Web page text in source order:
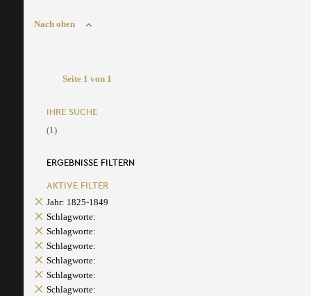
Nach oben
Seite 1 von 1
IHRE SUCHE
(1)
ERGEBNISSE FILTERN
AKTIVE FILTER
Jahr: 1825-1849
Schlagworte:
Schlagworte:
Schlagworte:
Schlagworte:
Schlagworte:
Schlagworte: